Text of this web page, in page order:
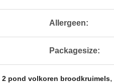
Allergeen:
Packagesize:
2 pond volkoren broodkruimels,